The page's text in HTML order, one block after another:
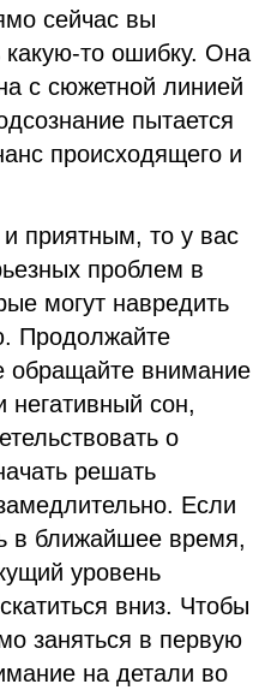
сейчас вы
какую-то ошибку. Она
с сюжетной линией
пытается
происходящего и
приятным, то у вас
проблем в
могут навредить
Продолжайте
обращайте внимание
негативный сон,
о
решать
Если
в ближайшее время,
уровень
вниз. Чтобы
заняться в первую
на детали во